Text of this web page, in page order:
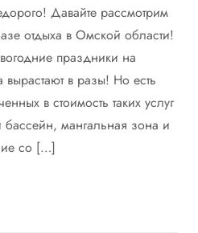
Давайте рассмотрим
отдыха в Омской области!
праздники на
вырастают в разы! Но есть
в стоимость таких услуг
мангальная зона и
со […]